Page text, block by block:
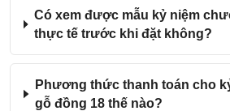
Có xem được mẫu kỷ niệm
thực tế trước khi đặt không?
Phương thức thanh toán cho
gỗ đồng 18 thế nào?